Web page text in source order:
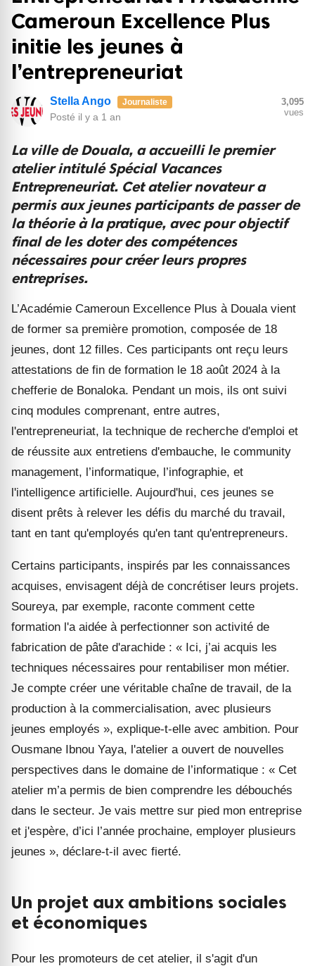
Cameroun Excellence Plus
initie les jeunes à
l’entrepreneuriat
Stella Ango Journaliste
Posté il y a 1 an
3,095
vues
La ville de Douala, a accueilli le premier
atelier intitulé Spécial Vacances
Entrepreneuriat. Cet atelier novateur a
permis aux jeunes participants de passer de
la théorie à la pratique, avec pour objectif
final de les doter des compétences
nécessaires pour créer leurs propres
entreprises.
L’Académie Cameroun Excellence Plus à Douala vient
de former sa première promotion, composée de 18
jeunes, dont 12 filles. Ces participants ont reçu leurs
attestations de fin de formation le 18 août 2024 à la
chefferie de Bonaloka. Pendant un mois, ils ont suivi
cinq modules comprenant, entre autres,
l'entrepreneuriat, la technique de recherche d'emploi et
de réussite aux entretiens d'embauche, le community
management, l’informatique, l’infographie, et
l'intelligence artificielle. Aujourd'hui, ces jeunes se
disent prêts à relever les défis du marché du travail,
tant en tant qu'employés qu'en tant qu'entrepreneurs.
Certains participants, inspirés par les connaissances
acquises, envisagent déjà de concrétiser leurs projets.
Soureya, par exemple, raconte comment cette
formation l'a aidée à perfectionner son activité de
fabrication de pâte d'arachide : « Ici, j’ai acquis les
techniques nécessaires pour rentabiliser mon métier.
Je compte créer une véritable chaîne de travail, de la
production à la commercialisation, avec plusieurs
jeunes employés », explique-t-elle avec ambition. Pour
Ousmane Ibnou Yaya, l'atelier a ouvert de nouvelles
perspectives dans le domaine de l’informatique : « Cet
atelier m’a permis de bien comprendre les débouchés
dans le secteur. Je vais mettre sur pied mon entreprise
et j'espère, d’ici l’année prochaine, employer plusieurs
jeunes », déclare-t-il avec fierté.
Un projet aux ambitions sociales
et économiques
Pour les promoteurs de cet atelier, il s'agit d'un